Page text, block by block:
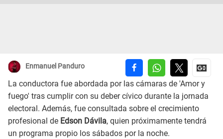
Enmanuel Panduro
La conductora fue abordada por las cámaras de 'Amor y
fuego' tras cumplir con su deber cívico durante la jornada
electoral. Además, fue consultada sobre el crecimiento
profesional de Edson Dávila, quien próximamente tendrá
un programa propio los sábados por la noche.